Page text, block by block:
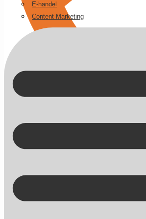
Kontakt på +45 70 13 63 23
E-handel
Content Marketing
Webshop: Klar til Black